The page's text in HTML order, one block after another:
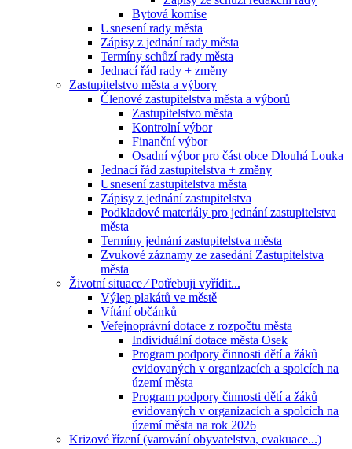
Bytová komise
Usnesení rady města
Zápisy z jednání rady města
Termíny schůzí rady města
Jednací řád rady + změny
Zastupitelstvo města a výbory
Členové zastupitelstva města a výborů
Zastupitelstvo města
Kontrolní výbor
Finanční výbor
Osadní výbor pro část obce Dlouhá Louka
Jednací řád zastupitelstva + změny
Usnesení zastupitelstva města
Zápisy z jednání zastupitelstva
Podkladové materiály pro jednání zastupitelstva
města
Termíny jednání zastupitelstva města
Zvukové záznamy ze zasedání Zastupitelstva
města
Životní situace ⁄ Potřebuji vyřídit...
Výlep plakátů ve městě
Vítání občánků
Veřejnoprávní dotace z rozpočtu města
Individuální dotace města Osek
Program podpory činnosti dětí a žáků
evidovaných v organizacích a spolcích na
území města
Program podpory činnosti dětí a žáků
evidovaných v organizacích a spolcích na
území města na rok 2026
Krizové řízení (varování obyvatelstva, evakuace...)